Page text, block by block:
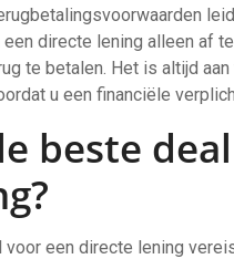
directe lening alleen af
te betalen. Het is altijd
u een financiële
beste
een directe lening